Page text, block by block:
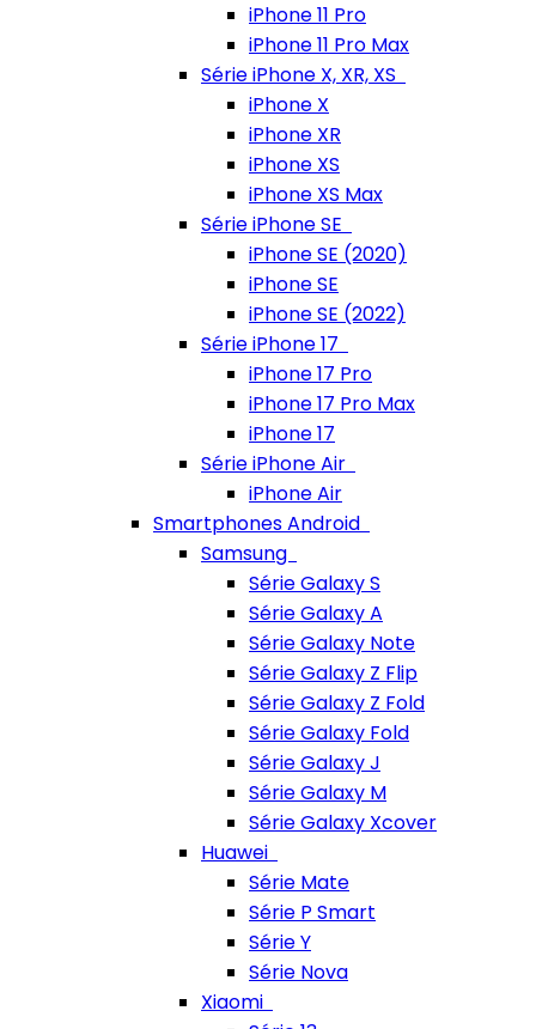
iPhone 11 Pro
iPhone 11 Pro Max
Série iPhone X, XR, XS
iPhone X
iPhone XR
iPhone XS
iPhone XS Max
Série iPhone SE
iPhone SE (2020)
iPhone SE
iPhone SE (2022)
Série iPhone 17
iPhone 17 Pro
iPhone 17 Pro Max
iPhone 17
Série iPhone Air
iPhone Air
Smartphones Android
Samsung
Série Galaxy S
Série Galaxy A
Série Galaxy Note
Série Galaxy Z Flip
Série Galaxy Z Fold
Série Galaxy Fold
Série Galaxy J
Série Galaxy M
Série Galaxy Xcover
Huawei
Série Mate
Série P Smart
Série Y
Série Nova
Xiaomi